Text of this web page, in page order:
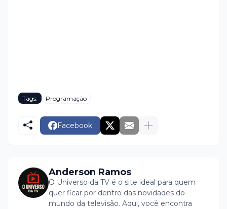
Tags: Programação
Facebook
Anderson Ramos
O Universo da TV é o site ideal para quem
quer ficar por dentro das novidades do
mundo da televisão. Aqui, você encontra